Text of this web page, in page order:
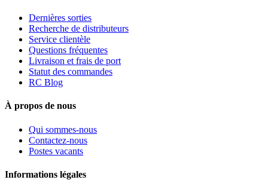
Dernières sorties
Recherche de distributeurs
Service clientèle
Questions fréquentes
Livraison et frais de port
Statut des commandes
RC Blog
À propos de nous
Qui sommes-nous
Contactez-nous
Postes vacants
Informations légales